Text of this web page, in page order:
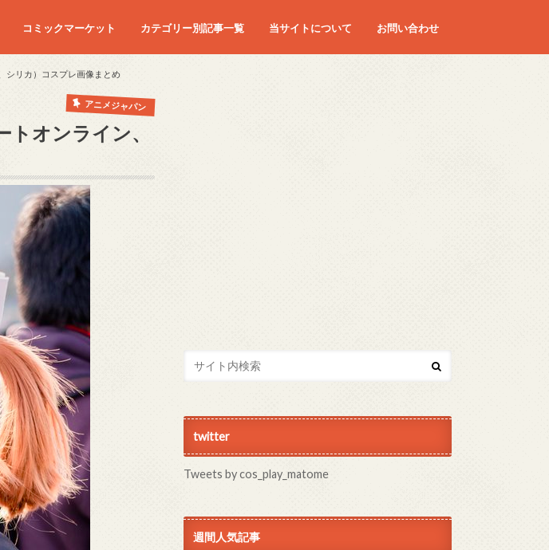
コミックマーケット
コミケC90
コミケC91
コミケC92
コミケC93
コミケC94
コミケC95
カテゴリー別記事一覧 当サイトについて お問い合わせ
シリカ）コスプレ画像まとめ
アニメジャパン
オンライン、
twitter
Tweets by cos_play_matome
週間人気記事